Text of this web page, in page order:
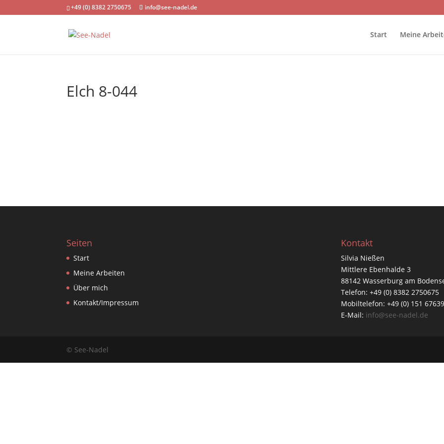
+49 (0) 8382 2750675 info@see-nadel.de
Start Meine
Elch 8-044
Seiten
Start
Meine Arbeiten
Über mich
Kontakt/Impressum
Kontakt
Silvia Nießen
Mittlere Ebenhalde 3
88142 Wasserburg am
Telefon: +49 (0) 8382 2750675
Mobiltelefon: +49 (0) 151
E-Mail: info@see-nadel.de
© See-Nadel